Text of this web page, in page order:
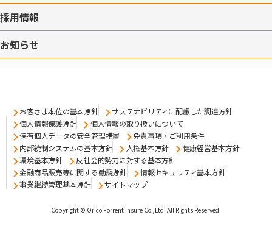
採用情報
お知らせ
お客さま本位の基本方針
サステナビリティに配慮した調達方針
個人情報保護方針
個人情報の取り扱いについて
保有個人データの安全管理措置
免責事項・ご利用条件
内部統制システムの基本方針
人権基本方針
健康経営基本方針
環境基本方針
反社会的勢力に対する基本方針
金融商品販売等に関する勧誘方針
情報セキュリティ基本方針
事業継続管理基本方針
サイトマップ
Copyright © Orico Forrent Insure Co.,Ltd. All Rights Reserved.